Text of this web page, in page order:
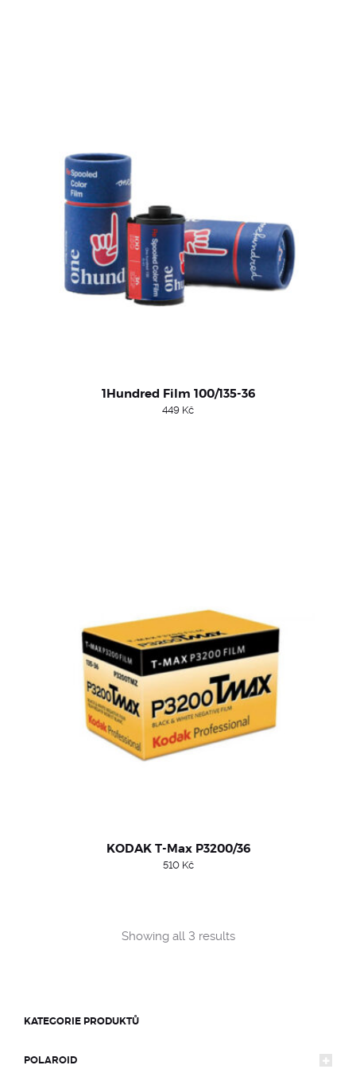
1Hundred Film 100/135-36
449 Kč
KODAK T-Max P3200/36
510 Kč
Showing all 3 resultsSorted
KATEGORIE PRODUKTŮ
POLAROID